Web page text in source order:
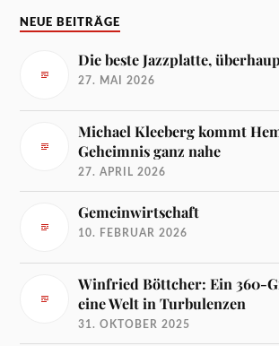
NEUE BEITRÄGE
Die beste Jazzplatte,
27. MAI 2026
Michael Kleeberg kommt
Geheimnis ganz nahe
27. APRIL 2026
Gemeinwirtschaft
10. FEBRUAR 2026
Winfried Böttcher: Ein 360-
eine Welt in Turbulenzen
31. OKTOBER 2025